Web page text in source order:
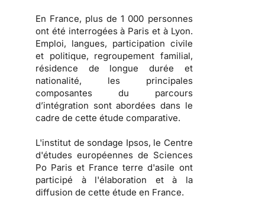
En France, plus de 1 000 personnes
ont été interrogées à Paris et à Lyon.
Emploi, langues, participation civile
et politique, regroupement familial,
résidence de longue durée et
nationalité, les principales
composantes du parcours
d’intégration sont abordées dans le
cadre de cette étude comparative.
L'institut de sondage Ipsos, le Centre
d'études européennes de Sciences
Po Paris et France terre d'asile ont
participé à l'élaboration et à la
diffusion de cette étude en France.